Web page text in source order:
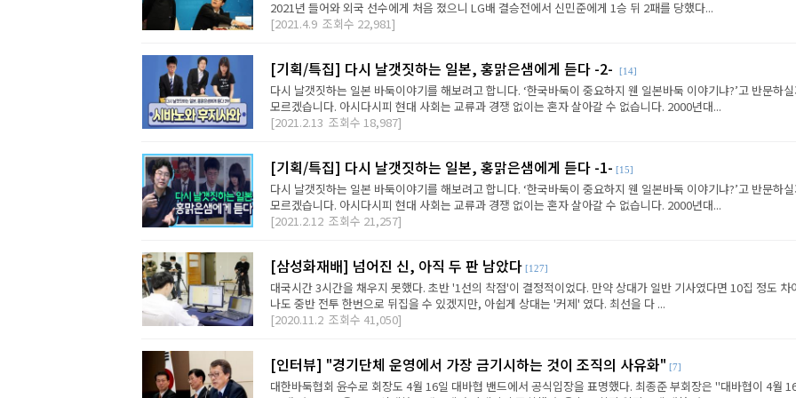
2021년 들어와 외국 선수에게 처음 졌으니 LG배 결승전에서 신민준에게 1승 뒤 2패를 당했다...
[2021.4.9 조회수 22,981]
[기획/특집] 다시 날갯짓하는 일본, 홍맑은샘에게 듣다 -2- [14]
다시 날갯짓하는 일본 바둑이야기를 해보려고 합니다. ‘한국바둑이 중요하지 웬 일본바둑 이야기냐?’고 반문하
모르겠습니다. 아시다시피 현대 사회는 교류과 경쟁 없이는 혼자 살아갈 수 없습니다. 2000년대...
[2021.2.13 조회수 18,987]
[기획/특집] 다시 날갯짓하는 일본, 홍맑은샘에게 듣다 -1- [15]
다시 날갯짓하는 일본 바둑이야기를 해보려고 합니다. ‘한국바둑이 중요하지 웬 일본바둑 이야기냐?’고 반문하
모르겠습니다. 아시다시피 현대 사회는 교류과 경쟁 없이는 혼자 살아갈 수 없습니다. 2000년대...
[2021.2.12 조회수 21,257]
[삼성화재배] 넘어진 신, 아직 두 판 남았다 [127]
대국시간 3시간을 채우지 못했다. 초반 '1선의 착점'이 결정적이었다. 만약 상대가 일반 기사였다면 10집 정도 차
나도 중반 전투 한번으로 뒤집을 수 있겠지만, 아쉽게 상대는 '커제' 였다. 최선을 다 ...
[2020.11.2 조회수 41,050]
[인터뷰] "경기단체 운영에서 가장 금기시하는 것이 조직의 사유화" [7]
대한바둑협회 윤수로 회장도 4월 16일 대바협 밴드에서 공식입장을 표명했다. 최종준 부회장은 "대바협이 4월